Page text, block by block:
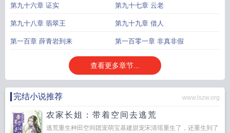
第九十六章 证实 第九十七章 云老
第九十八章 翡翠王 第九十九章 借人
第一百章 薛青岩到来 第一百零一章 非真非假
查看更多章节...
完结小说推荐 www.lszw.org
农家长姐：带着空间去逃荒
逃荒重生种田空间团宠萌宝基建甜宠宋清瑶重生了，还重生到了